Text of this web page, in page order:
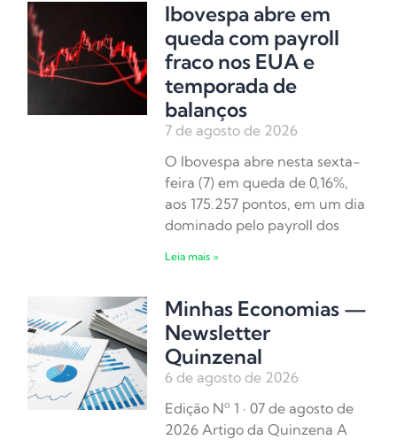
Ibovespa abre em
queda com payroll
fraco nos EUA e
temporada de
balanços
7 de agosto de 2026
O Ibovespa abre nesta sexta-
feira (7) em queda de 0,16%,
aos 175.257 pontos, em um dia
dominado pelo payroll dos
Leia mais »
Minhas Economias —
Newsletter
Quinzenal
6 de agosto de 2026
Edição Nº 1 · 07 de agosto de
2026 Artigo da Quinzena A